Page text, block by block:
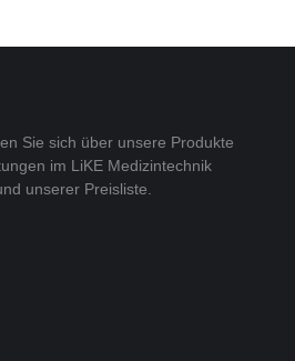
Sie sich über unsere Produkte
im LiKE Medizintechnik
unserer Preisliste.